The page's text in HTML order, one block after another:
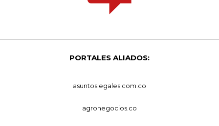
PORTALES ALIADOS:
asuntoslegales.com.co
agronegocios.co